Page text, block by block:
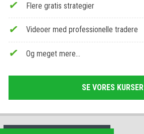
Flere gratis strategier
Videoer med professionelle tradere
Og meget mere…
SE VORES KURSER